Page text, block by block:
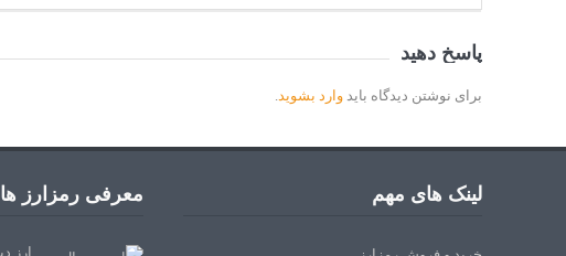
پاسخ دهید
برای نوشتن دیدگاه بایدوارد بشوید.
لینک های مهم معرفی رمزارز ها